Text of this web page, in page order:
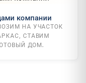
компании
НА УЧАСТОК
СТАВИМ
ДОМ.